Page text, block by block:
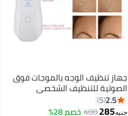
جهاز تنظيف الوجه بالموجات فوق
الصوتية للتنظيف الشخصي
2.5
5
جنيه285
400 خصم 28%أقل سعر في 30 يوم